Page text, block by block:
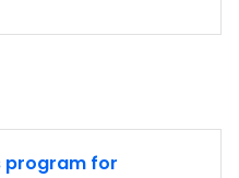
program for